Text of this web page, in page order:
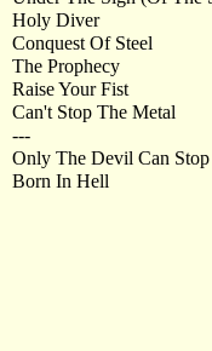
Holy Diver
Conquest Of Steel
The Prophecy
Raise Your Fist
Can't Stop The Metal
---
Only The Devil Can
Born In Hell